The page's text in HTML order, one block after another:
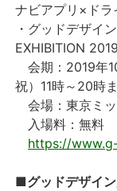
ナビアプリ×ドラ
・グッドデザイ
EXHIBITION
会期：2019年
祝）11時～20時
会場：東京ミ
入場料：無料
https://
■グッドデザイ